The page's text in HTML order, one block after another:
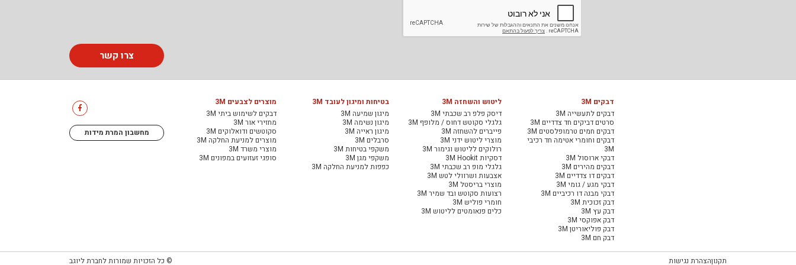
צרו קשר
דבקים 3M
דבקים לתעשייה 3M
סרטים דביקים חד צדדיים 3M
דבקים חמים טרמופלסטים 3M
דבקים וחומרי אטימה חד רכיבי
3M
דבקי ארוסול 3M
דבקים מהירים 3M
דבקים דו צדדיים 3M
דבקי מגע / גומי 3M
דבקי מבנה דו רכיביים 3M
דבק זכוכית 3M
דבק עץ 3M
דבק אפוקסי 3M
דבק פוליאוריטן 3M
דבק חם 3M
ליטוש והשחזה 3M
דיסק פלפ רב שכבתי 3M
גלגלי סקוטש דחוס / מלופף 3M
פייברים להשחזה 3M
מוצרי ליטוש ידני 3M
רולוקים לליטוש וגימור 3M
דסקיות 3M Hookit
גלגלי מופ רב שכבתי 3M
אצבעות ושרוולי לטש 3M
מוצרי בריסטל 3M
רצועות סקוטש ובד שמיר 3M
חומרי פוליש 3M
כלים פנאומטים לליטוש 3M
בטיחות ומיגון לעובד 3M
מיגון שמיעה 3M
מיגון נשימה 3M
מיגון ראייה 3M
סרבלים 3M
משקפי בטיחות 3M
משקפי מגן 3M
כפפות למניעת החלקה 3M
מוצרים לצבעים 3M
דבקים לשימוש ביתי 3M
מחזירי אור 3M
סקוטשים ודואלוקים 3M
מוצרים למניעת החלקה 3M
מוצרי משרד 3M
סופגי זעזועים במפונים 3M
מחשבון המרת מידות
תקנוןהצהרת נגישות © כל הזכויות שמורות לחברת ליוגב